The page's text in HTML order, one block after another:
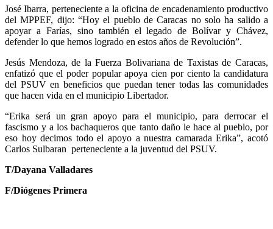
José Ibarra, perteneciente a la oficina de encadenamiento productivo
del MPPEF, dijo: “Hoy el pueblo de Caracas no solo ha salido a
apoyar a Farías, sino también el legado de Bolívar y Chávez,
defender lo que hemos logrado en estos años de Revolución”.
Jesús Mendoza, de la Fuerza Bolivariana de Taxistas de Caracas,
enfatizó que el poder popular apoya cien por ciento la candidatura
del PSUV en beneficios que puedan tener todas las comunidades
que hacen vida en el municipio Libertador.
“Erika será un gran apoyo para el municipio, para derrocar el
fascismo y a los bachaqueros que tanto daño le hace al pueblo, por
eso hoy decimos todo el apoyo a nuestra camarada Erika”, acotó
Carlos Sulbaran perteneciente a la juventud del PSUV.
T/Dayana Valladares
F/Diógenes Primera